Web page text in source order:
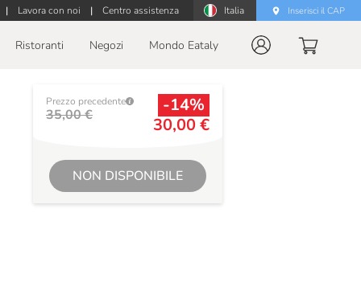
| Lavora con noi | Centro assistenza Italia Inserisci il CAP
Ristoranti Negozi Mondo Eataly
Prezzo precedente
35,00 €
-14%
30,00 €
NON DISPONIBILE